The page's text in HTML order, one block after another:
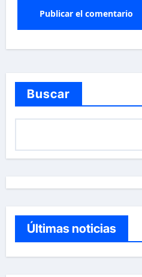
Buscar
Últimas noticias